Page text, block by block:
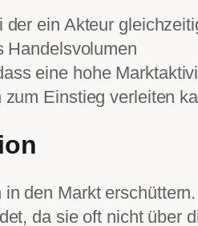
ein Akteur
Handelsvolumen
eine hohe
Einstieg verleiten
den Markt erschüttern.
da sie oft nicht über